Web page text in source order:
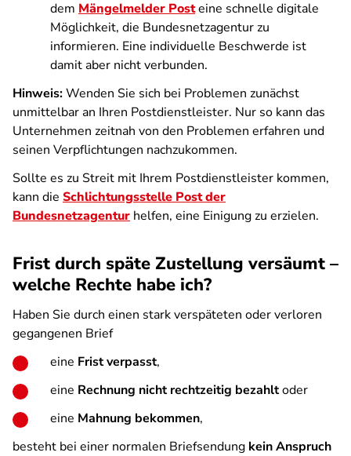
dem Mängelmelder Posteine schnelle digitale
Möglichkeit, die Bundesnetzagentur zu
informieren. Eine individuelle Beschwerde ist
damit aber nicht verbunden.
Hinweis:Wenden Sie sich bei Problemen zunächst
unmittelbar an Ihren Postdienstleister. Nur so kann das
Unternehmen zeitnah von den Problemen erfahren und
seinen Verpflichtungen nachzukommen.
Sollte es zu Streit mit Ihrem Postdienstleister kommen,
kann die Schlichtungsstelle Post der
Bundesnetzagentur helfen, eine Einigung zu erzielen.
Frist durch späte Zustellung versäumt –
welche Rechte habe ich?
Haben Sie durch einen stark verspäteten oder verloren
gegangenen Brief
eine Frist verpasst,
eine Rechnung nicht rechtzeitig bezahltoder
eine Mahnung bekommen,
besteht bei einer normalen Briefsendung kein Anspruch